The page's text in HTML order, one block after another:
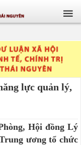
lực quản lý,
Hội đồng Lý
ương tổ chức